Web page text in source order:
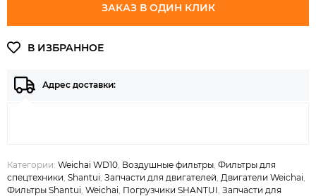
ЗАКАЗ В ОДИН КЛИК
Адрес доставки:
Категории: Weichai WD10 Воздушные фильтры Фильтры для
спецтехники Shantui Запчасти для двигателей Двигатели Weichai
Фильтры Shantui Weichai Погрузчики SHANTUI Запчасти для